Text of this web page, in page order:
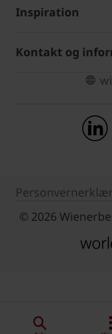
Inspiration
Kontakt og
© 2026